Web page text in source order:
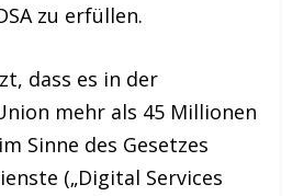
zu erfüllen.
dass es in der
mehr als 45 Millionen
Sinne des Gesetzes
(„Digital Services